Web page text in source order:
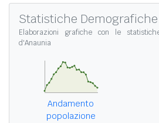
Statistiche Demografiche
Elaborazioni grafiche con le
d'Anaunia
Andamento
popolazione